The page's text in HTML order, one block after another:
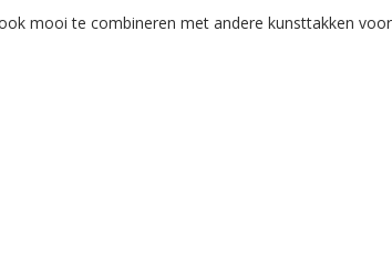
mooi te combineren met andere kunsttakken